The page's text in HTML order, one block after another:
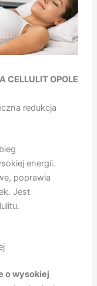
CELLULIT OPOLE
redukcja
energii.
poprawia
Jest
o wysokiej